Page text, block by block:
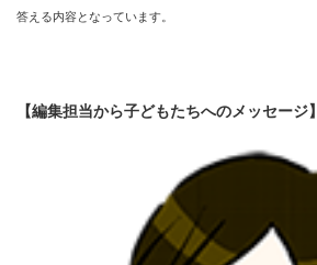
答える内容となっています。
【編集担当から子どもたちへのメッセージ】